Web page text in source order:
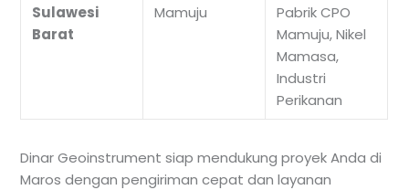
Sulawesi
Barat
Mamuju
Pabrik CPO
Mamuju, Nikel
Mamasa,
Industri
Perikanan
Dinar Geoinstrument siap mendukung proyek Anda di
Maros dengan pengiriman cepat dan layanan